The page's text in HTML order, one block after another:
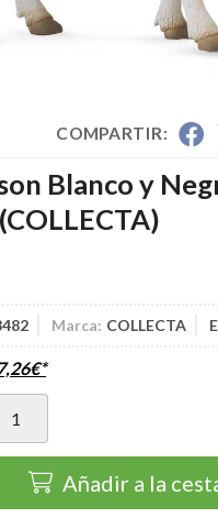
COMPARTIR:
Blanco y
(COLLECTA)
Marca: COLLECTA
€*
Añadir a la